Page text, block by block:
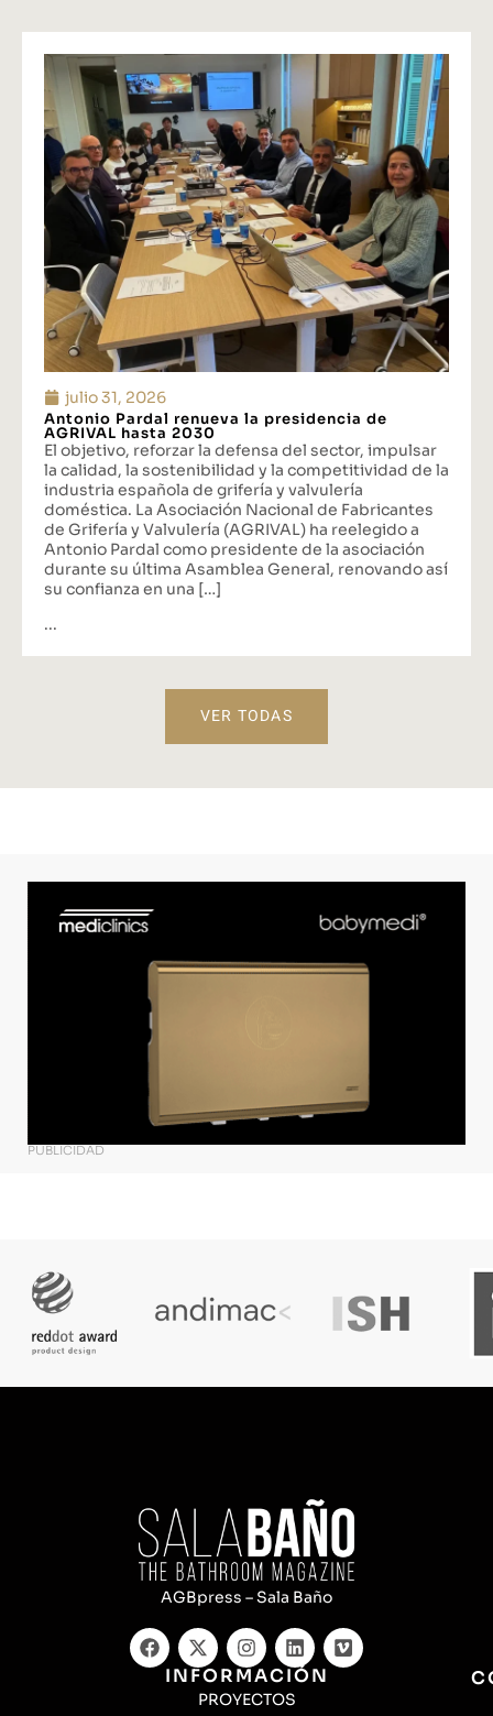
julio 31, 2026
Antonio Pardal renueva la presidencia de
AGRIVAL hasta 2030
El objetivo, reforzar la defensa del sector, impulsar
la calidad, la sostenibilidad y la competitividad de la
industria española de grifería y valvulería
doméstica. La Asociación Nacional de Fabricantes
de Grifería y Valvulería (AGRIVAL) ha reelegido a
Antonio Pardal como presidente de la asociación
durante su última Asamblea General, renovando así
su confianza en una […]
...
VER TODAS
PUBLICIDAD
AGBpress – Sala Baño
INFORMACIÓN
PROYECTOS